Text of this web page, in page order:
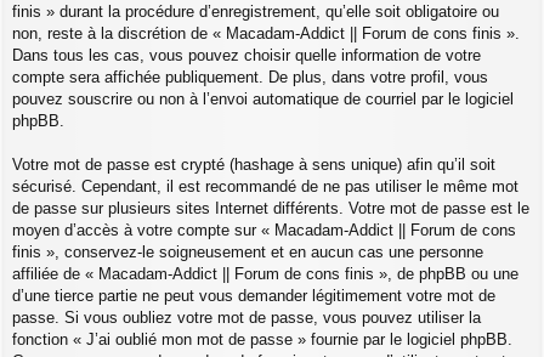
finis » durant la procédure d’enregistrement, qu’elle soit obligatoire ou
non, reste à la discrétion de « Macadam-Addict || Forum de cons finis ».
Dans tous les cas, vous pouvez choisir quelle information de votre
compte sera affichée publiquement. De plus, dans votre profil, vous
pouvez souscrire ou non à l’envoi automatique de courriel par le logiciel
phpBB.
Votre mot de passe est crypté (hashage à sens unique) afin qu’il soit
sécurisé. Cependant, il est recommandé de ne pas utiliser le même mot
de passe sur plusieurs sites Internet différents. Votre mot de passe est le
moyen d’accès à votre compte sur « Macadam-Addict || Forum de cons
finis », conservez-le soigneusement et en aucun cas une personne
affiliée de « Macadam-Addict || Forum de cons finis », de phpBB ou une
d’une tierce partie ne peut vous demander légitimement votre mot de
passe. Si vous oubliez votre mot de passe, vous pouvez utiliser la
fonction « J’ai oublié mon mot de passe » fournie par le logiciel phpBB.